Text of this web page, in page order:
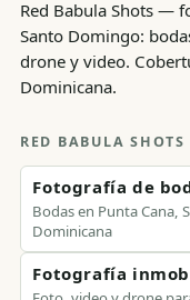
Red Babula Shots —
Santo Domingo:
drone y video.
Dominicana.
RED BABULA SHOTS
Fotografía de
Bodas en Punta Cana,
Dominicana
Fotografía